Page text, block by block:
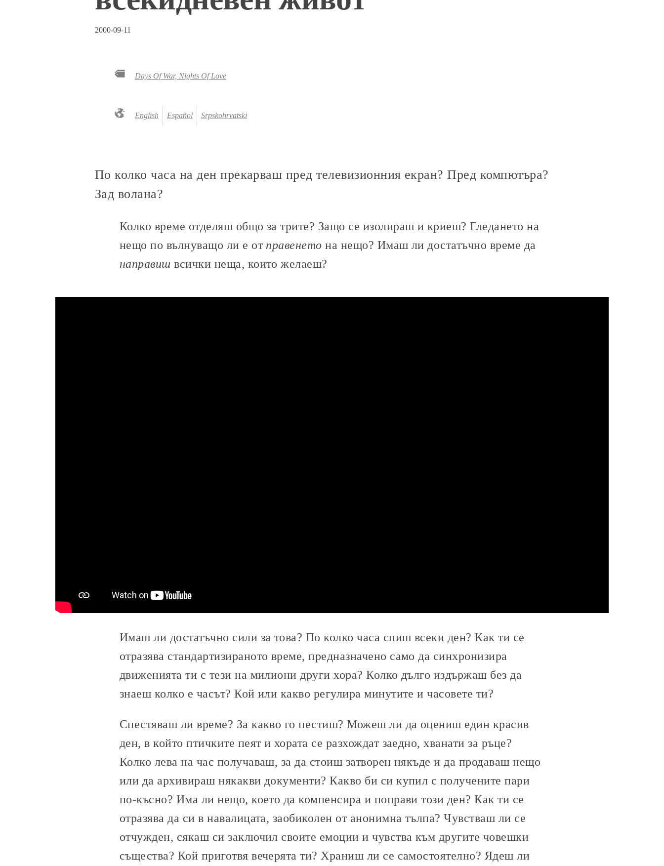
2000-09-11
Days Of War, Nights Of Love
English Español Srpskohrvatski
По колко часа на ден прекарваш пред телевизионния екран? Пред компютъра?
Зад волана?
Колко време отделяш общо за трите? Защо се изолираш и криеш? Гледането на
нещо по вълнуващо ли е от правенето на нещо? Имаш ли достатъчно време да
направиш всички неща, които желаеш?
Имаш ли достатъчно сили за това? По колко часа спиш всеки ден? Как ти се
отразява стандартизираното време, предназначено само да синхронизира
движенията ти с тези на милиони други хора? Колко дълго издържаш без да
знаеш колко е часът? Кой или какво регулира минутите и часовете ти?
Спестяваш ли време? За какво го пестиш? Можеш ли да оцениш един красив
ден, в който птичките пеят и хората се разхождат заедно, хванати за ръце?
Колко лева на час получаваш, за да стоиш затворен някъде и да продаваш нещо
или да архивираш някакви документи? Какво би си купил с получените пари
по-късно? Има ли нещо, което да компенсира и поправи този ден? Как ти се
отразява да си в навалицата, заобиколен от анонимна тълпа? Чувстваш ли се
отчужден, сякаш си заключил своите емоции и чувства към другите човешки
същества? Кой приготвя вечерята ти? Храниш ли се самостоятелно? Ядеш ли